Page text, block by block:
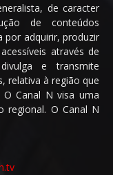
de caracter
de conteúdos
por adquirir, produzir
através de
e transmite
relativa à região que
Canal N visa uma
regional. O Canal N